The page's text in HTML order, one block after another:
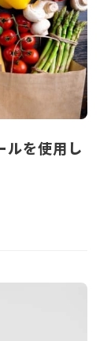
ルを使用し